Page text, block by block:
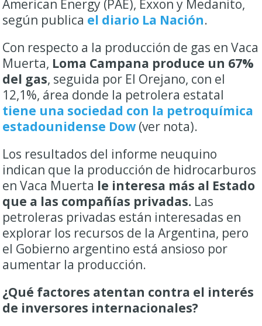
American Energy (PAE), Exxon y Medanito,
según publica el diario La Nación.
Con respecto a la producción de gas en Vaca
Muerta, Loma Campana produce un 67%
del gas, seguida por El Orejano, con el
12,1%, área donde la petrolera estatal
tiene una sociedad con la petroquímica
estadounidense Dow (ver nota).
Los resultados del informe neuquino
indican que la producción de hidrocarburos
en Vaca Muerta le interesa más al Estado
que a las compañías privadas. Las
petroleras privadas están interesadas en
explorar los recursos de la Argentina, pero
el Gobierno argentino está ansioso por
aumentar la producción.
¿Qué factores atentan contra el interés
de inversores internacionales?